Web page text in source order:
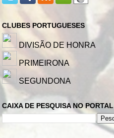
CLUBES PORTUGUESES
DIVISÃO DE HONRA
PRIMEIRONA
SEGUNDONA
CAIXA DE PESQUISA NO PORTAL